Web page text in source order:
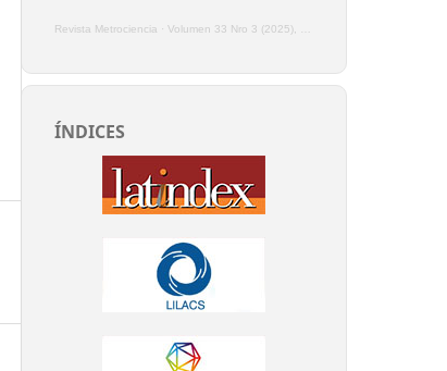
Revista Metrociencia · Volumen 33 Nro 3 (2025), Enero - Marzo
ÍNDICES